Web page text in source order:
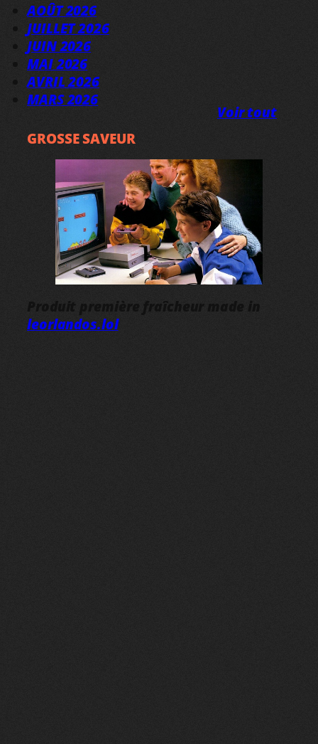
AOÛT 2026
JUILLET 2026
JUIN 2026
MAI 2026
AVRIL 2026
MARS 2026
Voir tout
GROSSE SAVEUR
Produit première fraîcheur made in
leorlandos.lol